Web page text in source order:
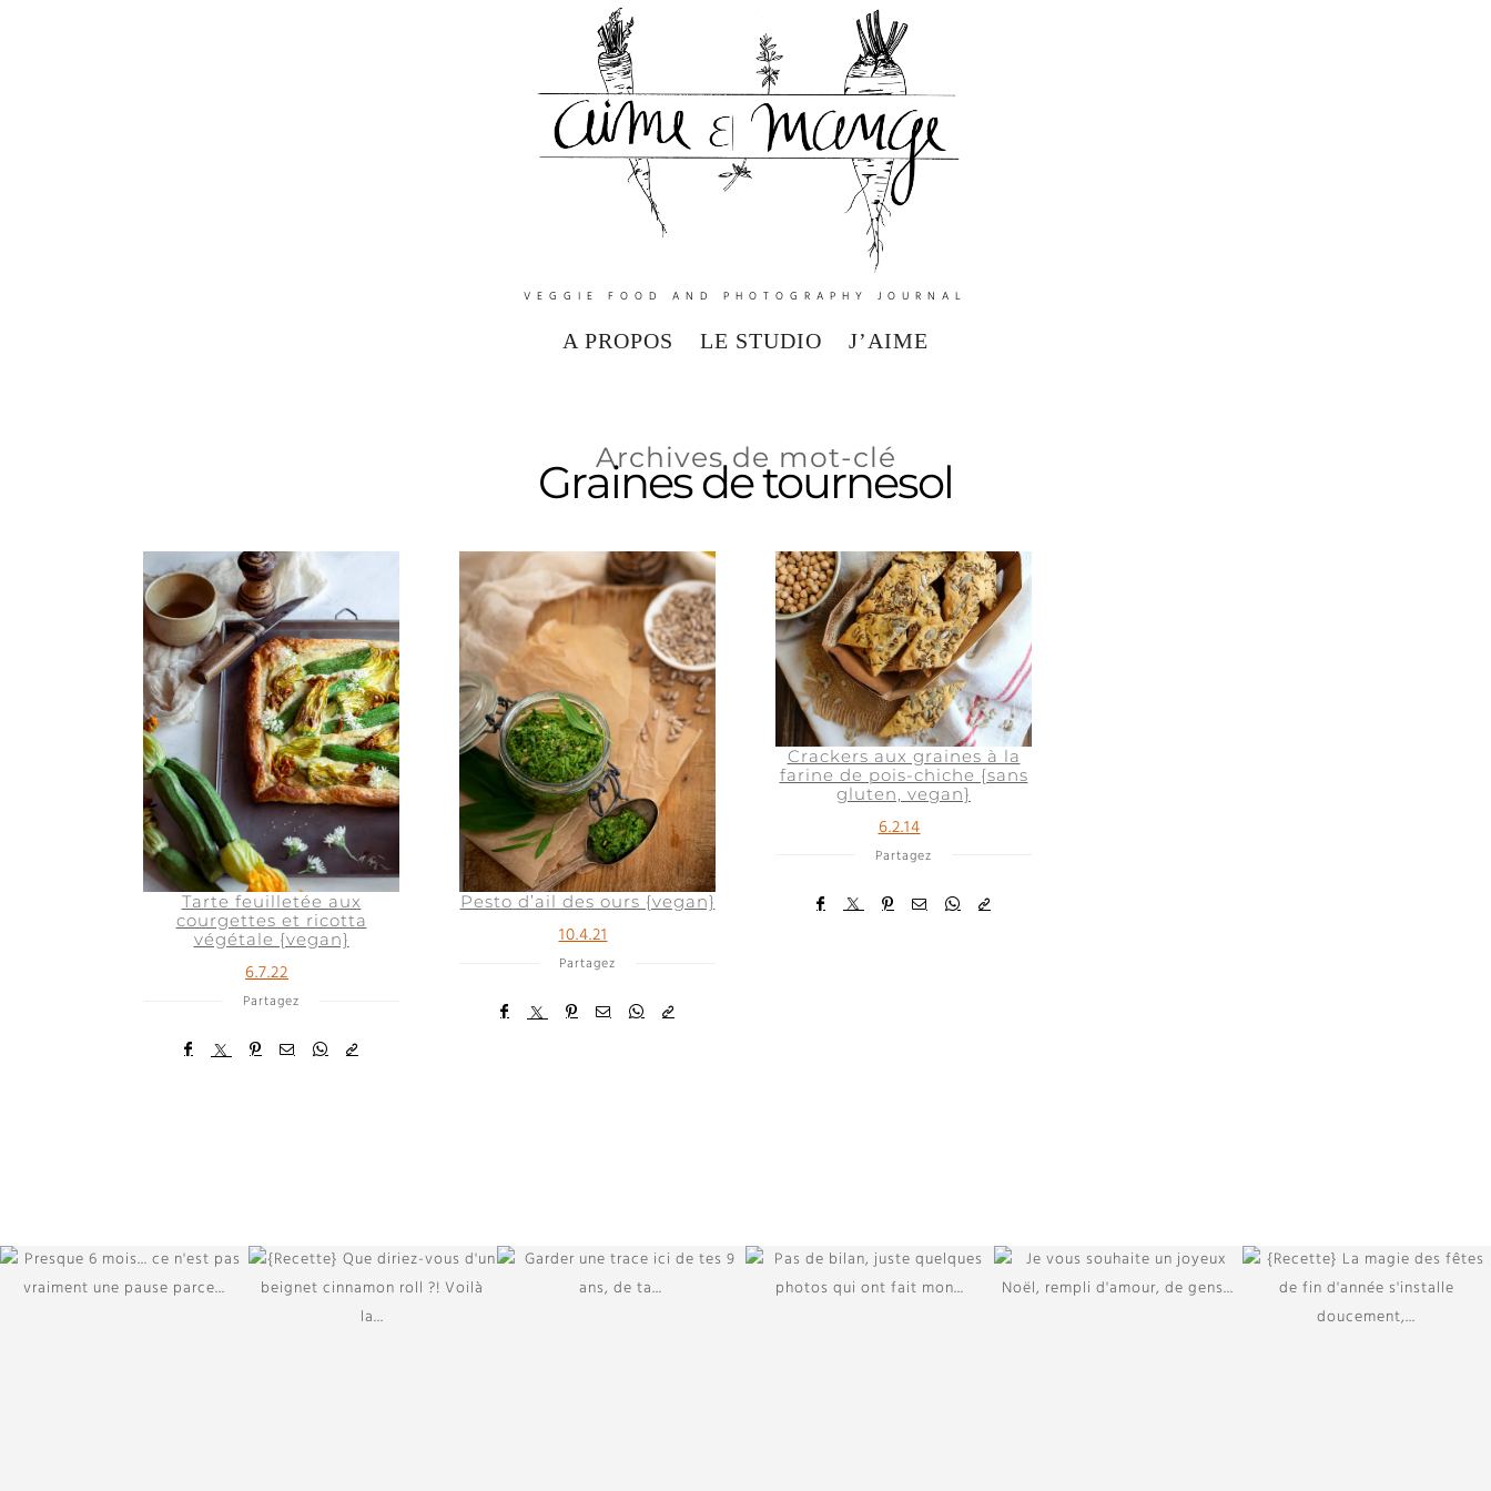
VEGGIE FOOD AND PHOTOGRAPHY JOURNAL
A PROPOS LE STUDIO J’AIME
Archives de mot-clé
Graines de tournesol
Tarte feuilletée aux
courgettes et ricotta
végétale {vegan}
6.7.22
Partagez
Pesto d’ail des ours {vegan}
10.4.21
Partagez
Crackers aux graines à la
farine de pois-chiche {sans
gluten, vegan}
6.2.14
Partagez